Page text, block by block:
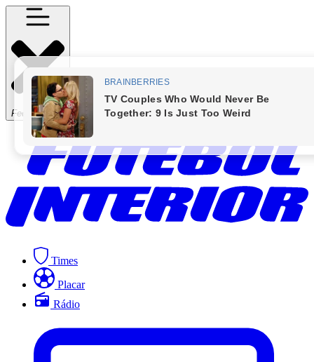
Fechar Menu
Times
Placar
Rádio